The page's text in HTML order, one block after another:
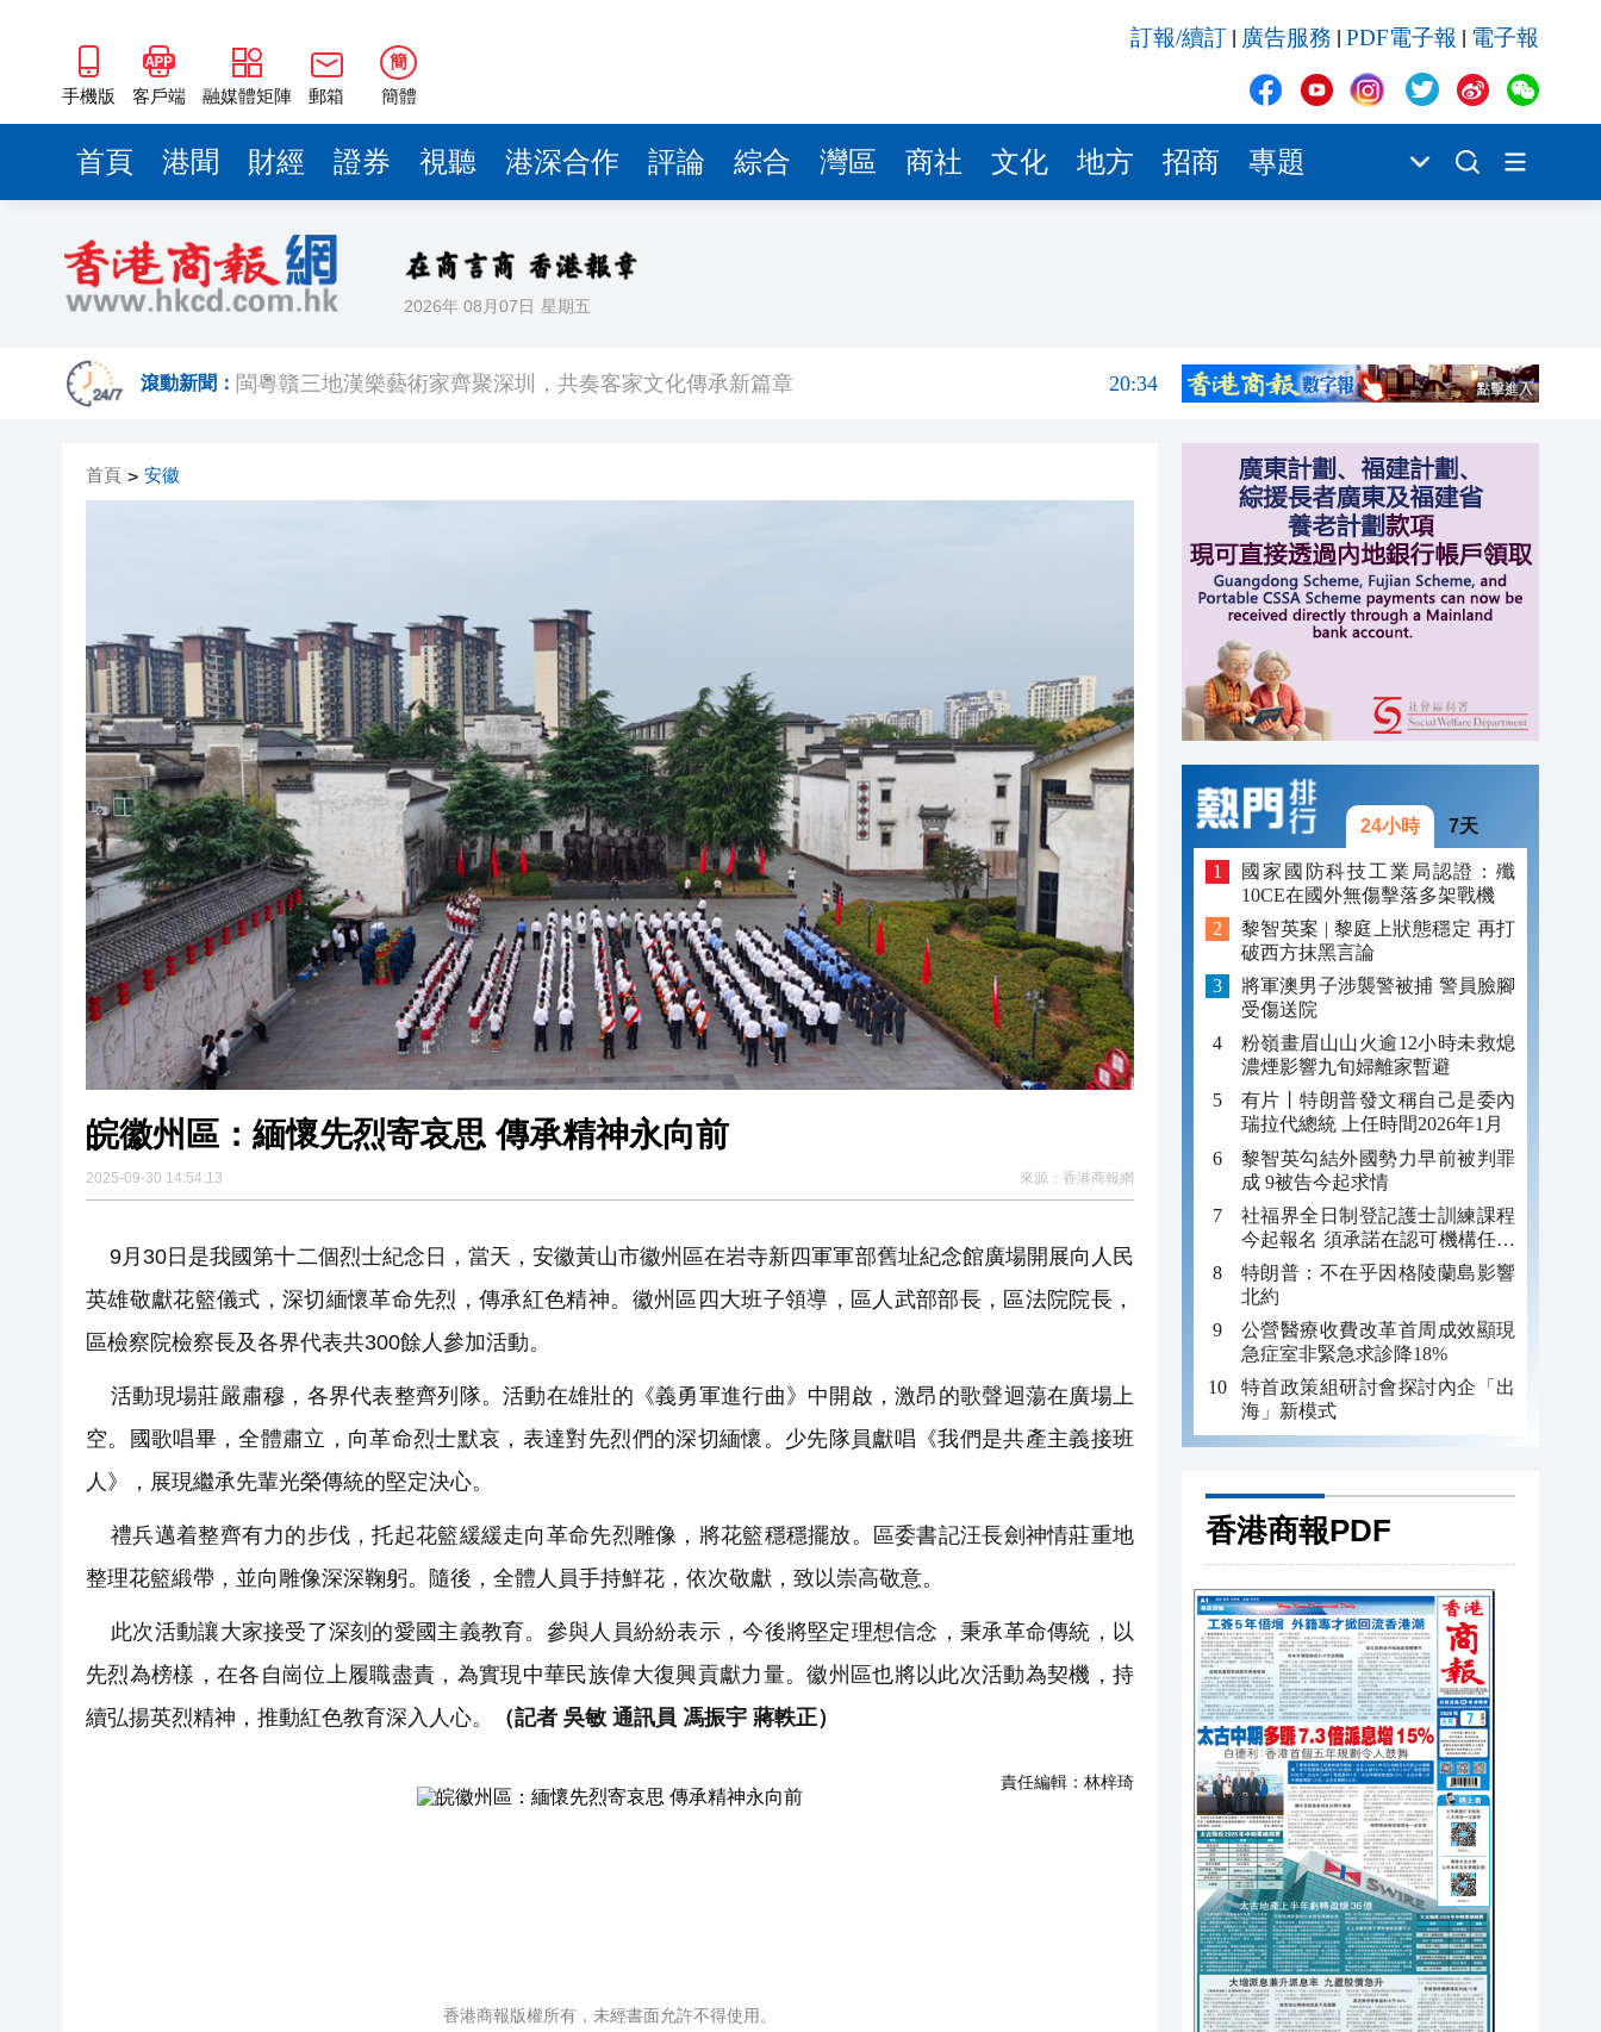
手機版 客戶端 融媒體矩陣 郵箱
簡
簡體
訂報/續訂 廣告服務 PDF電子報 電子報
首頁 港聞 財經 證券 視聽 港深合作 評論 綜合 灣區 商社 文化 地方 招商 專題
2026年 08月07日 星期五
滾動新聞：
50餘位頂尖專家共話時代命題
20:55
海南澄邁文儒煥新升級 五組數據見證文儒沉香從傳統邁向現代
梁振英率港區全國政協委員考察團來瓊考察
20:42
山東26戶省屬國企去年合計營收2.58萬億 利潤總額近936億
瀋陽鐵西校園閱讀活動解鎖閱讀新玩法
有片丨外交部回應特朗普委內瑞拉石油言論 拉美國家有權自主選擇合作夥伴
20:31
山東26戶省屬國企去年合計營收2.58萬億 利潤總額近936億
瀋陽鐵西校園閱讀活動解鎖閱讀新玩法
閩粵贛三地漢樂藝術家齊聚深圳，共奏客家文化傳承新篇章
20:34
有片丨外交部回應特朗普委內瑞拉石油言論 拉美國家有權自主選擇合作夥伴
20:31
首頁 > 安徽
皖徽州區：緬懷先烈寄哀思 傳承精神永向前
2025-09-30 14:54:13 來源： 香港商報網
9月30日是我國第十二個烈士紀念日，當天，安徽黃山市徽州區在岩寺新四軍軍部舊址紀念館廣場開展向人民
英雄敬獻花籃儀式，深切緬懷革命先烈，傳承紅色精神。徽州區四大班子領導，區人武部部長，區法院院長，
區檢察院檢察長及各界代表共300餘人參加活動。
活動現場莊嚴肅穆，各界代表整齊列隊。活動在雄壯的《義勇軍進行曲》中開啟，激昂的歌聲迴蕩在廣場上
空。國歌唱畢，全體肅立，向革命烈士默哀，表達對先烈們的深切緬懷。少先隊員獻唱《我們是共產主義接班
人》，展現繼承先輩光榮傳統的堅定決心。
禮兵邁着整齊有力的步伐，托起花籃緩緩走向革命先烈雕像，將花籃穩穩擺放。區委書記汪長劍神情莊重地
整理花籃緞帶，並向雕像深深鞠躬。隨後，全體人員手持鮮花，依次敬獻，致以崇高敬意。
此次活動讓大家接受了深刻的愛國主義教育。參與人員紛紛表示，今後將堅定理想信念，秉承革命傳統，以
先烈為榜樣，在各自崗位上履職盡責，為實現中華民族偉大復興貢獻力量。徽州區也將以此次活動為契機，持
續弘揚英烈精神，推動紅色教育深入人心。
（記者 吳敏 通訊員 馮振宇 蔣軼正）
責任編輯： 林梓琦
香港商報版權所有，未經書面允許不得使用。
24小時 7天
國家國防科技工業局認證：殲
10CE在國外無傷擊落多架戰機
黎智英案 | 黎庭上狀態穩定 再打
破西方抹黑言論
將軍澳男子涉襲警被捕 警員臉腳
受傷送院
粉嶺畫眉山山火逾12小時未救熄
濃煙影響九旬婦離家暫避
有片丨特朗普發文稱自己是委內
瑞拉代總統 上任時間2026年1月
黎智英勾結外國勢力早前被判罪
成 9被告今起求情
社福界全日制登記護士訓練課程
今起報名 須承諾在認可機構任職
至少三年
特朗普：不在乎因格陵蘭島影響
北約
公營醫療收費改革首周成效顯現
急症室非緊急求診降18%
特首政策組研討會探討內企「出
海」新模式
香港商報PDF